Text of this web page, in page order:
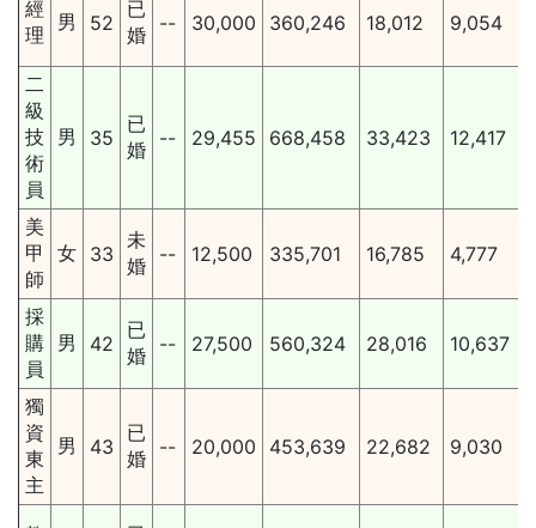
經
理
男 52
已
婚
-- 30,000 360,246 18,012 9,054
二
級
技
術
員
男 35
已
婚
-- 29,455 668,458 33,423 12,417
美
甲
師
女 33
未
婚
-- 12,500 335,701 16,785 4,777
採
購
員
男 42
已
婚
-- 27,500 560,324 28,016 10,637
獨
資
東
主
男 43
已
婚
-- 20,000 453,639 22,682 9,030